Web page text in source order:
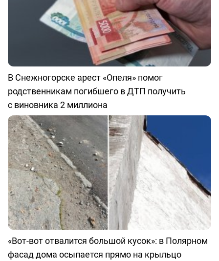
В Снежногорске арест «Опеля» помог
родственникам погибшего в ДТП получить
с виновника 2 миллиона
«Вот-вот отвалится большой кусок»: в Полярном
фасад дома осыпается прямо на крыльцо